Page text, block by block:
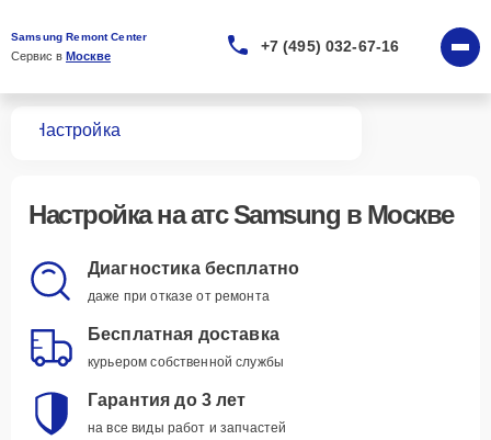
Samsung Remont Center
Сервис в Москве
+7 (495) 032-67-16
Настройка
Настройкана атс Samsung в Москве
Диагностика бесплатно
даже при отказе от ремонта
Бесплатная доставка
курьером собственной службы
Гарантия до 3 лет
на все виды работ и запчастей